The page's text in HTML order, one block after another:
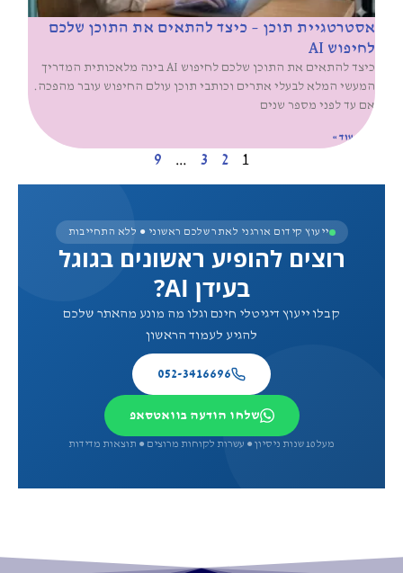
אסטרטגיית תוכן – כיצד להתאים את התוכן שלכם
לחיפוש AI
כיצד להתאים את התוכן שלכם לחיפוש AI בינה מלאכותית המדריך
המעשי המלא לבעלי אתרים וכותבי תוכן עולם החיפוש עובר מהפכה.
אם עד לפני מספר שנים
קרא עוד »
1
2
3
…
9
ייעוץ קידום אורגני לאתר שלכם ראשוני ● ללא התחייבות
רוצים להופיע ראשונים בגוגל
בעידן AI?
קבלו ייעוץ דיגיטלי חינם וגלו מה מונע מהאתר שלכם
להגיע לעמוד הראשון
052-3416696
שלחו הודעה בוואטסאפ
מעל 10 שנות ניסיון ● עשרות לקוחות מרוצים ● תוצאות מדידות